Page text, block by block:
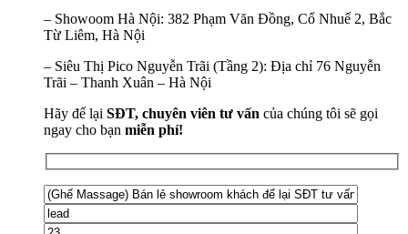
– Showoom Hà Nội: 382 Phạm Văn Đồng, Cổ Nhuế 2, Bắc
Từ Liêm, Hà Nội
– Siêu Thị Pico Nguyễn Trãi (Tầng 2): Địa chỉ 76 Nguyễn
Trãi – Thanh Xuân – Hà Nội
Hãy để lại SĐT, chuyên viên tư vấn của chúng tôi sẽ gọi
ngay cho bạn miễn phí!